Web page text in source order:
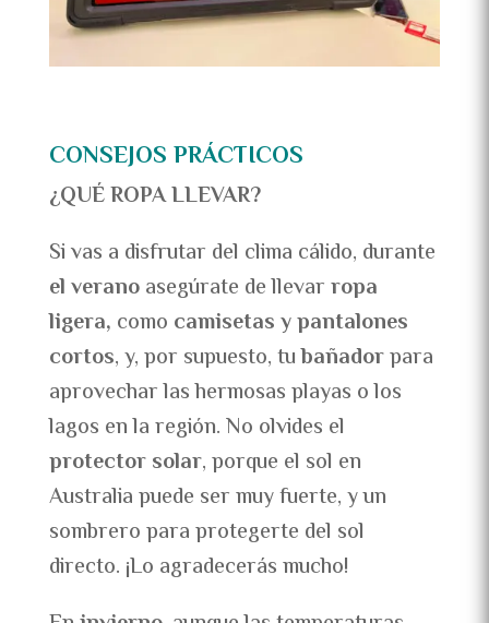
CONSEJOS PRÁCTICOS
¿QUÉ ROPA LLEVAR?
Si vas a disfrutar del clima cálido, durante
el veranoasegúrate de llevarropa
ligera, como camisetas y pantalones
cortos, y, por supuesto, tubañadorpara
aprovechar las hermosas playas o los
lagos en la región. No olvides el
protector solar, porque el sol en
Australia puede ser muy fuerte, y un
sombrero para protegerte del sol
directo. ¡Lo agradecerás mucho!